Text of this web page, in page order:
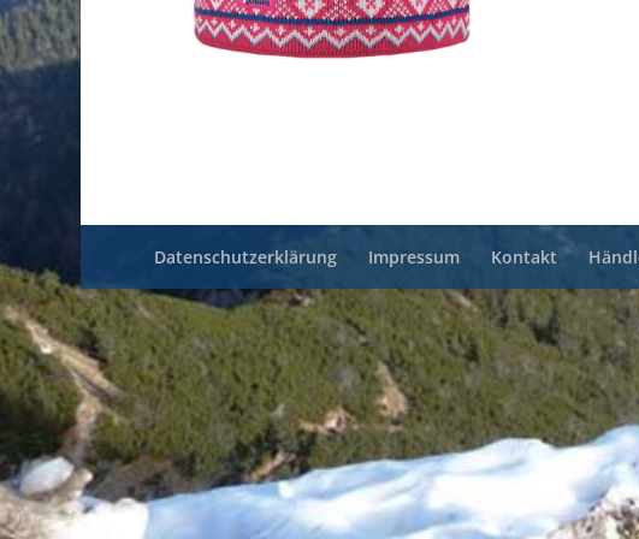
Datenschutzerklärung Impressum Kontakt